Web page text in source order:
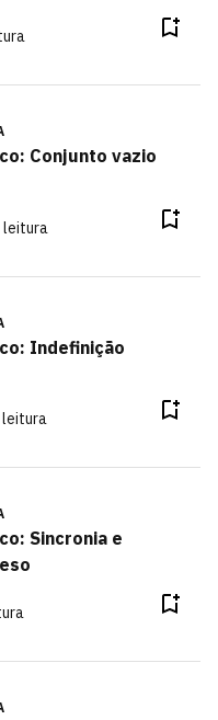
Conjunto vazio
leitura
Indefinição
leitura
Sincronia e